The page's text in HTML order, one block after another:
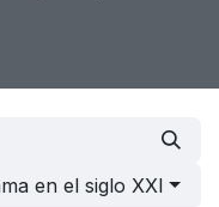
en el siglo XXI